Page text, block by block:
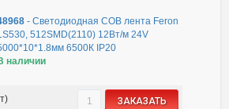
- Светодиодная COB лента Feron
512SMD(2110) 12Вт/м 24V
6500К IP20
наличии
ЗАКАЗАТЬ